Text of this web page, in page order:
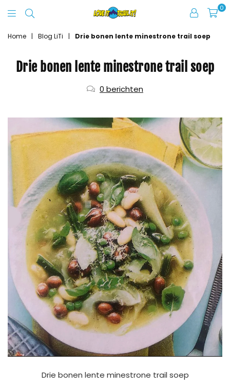
It
Trail
It
0
Home | Blog LiTi | Drie bonen lente minestrone trail soep
Drie bonen lente minestrone trail soep
0 berichten
Drie bonen lente minestrone trail soep